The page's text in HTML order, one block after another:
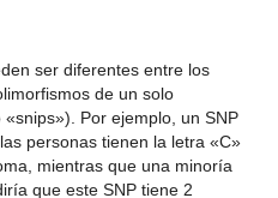
ser diferentes entre los
de un solo
Por ejemplo, un SNP
personas tienen la letra «C»
mientras que una minoría
que este SNP tiene 2